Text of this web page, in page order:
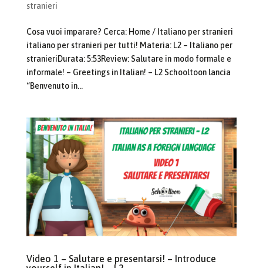
stranieri
Cosa vuoi imparare? Cerca: Home / Italiano per stranieri
italiano per stranieri per tutti! Materia: L2 – Italiano per
stranieriDurata: 5:53Review: Salutare in modo formale e
informale! – Greetings in Italian! – L2 Schooltoon lancia
“Benvenuto in...
Video 1 – Salutare e presentarsi! – Introduce